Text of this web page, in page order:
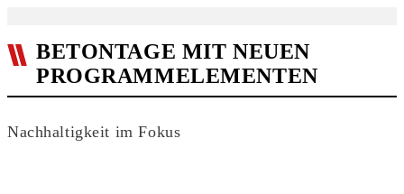
BETONTAGE MIT NEUEN
PROGRAMMELEMENTEN
Nachhaltigkeit im Fokus